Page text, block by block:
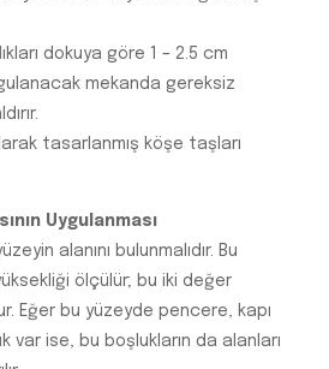
dokuya göre 1 – 2.5 cm
mekanda gereksiz
tasarlanmış köşe taşları
Uygulanması
alanını bulunmalıdır. Bu
ölçülür; bu iki değer
Eğer bu yüzeyde pencere, kapı
var ise, bu boşlukların da alanları